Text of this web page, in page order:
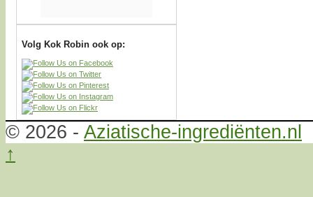
Volg Kok Robin ook op:
© 2026 - Aziatische-ingrediënten.nl
↑